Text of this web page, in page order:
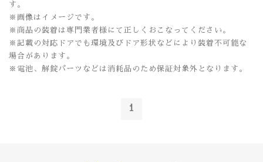
す。
※画像はイメージです。
※商品の装着は専門業者様にて正しくおこなってください。
※記載の対応ドアでも環境及びドア形状などにより装着不可能な
場合があります。
※電池、解錠パーツなどは消耗品のため保証対象外となります。
1